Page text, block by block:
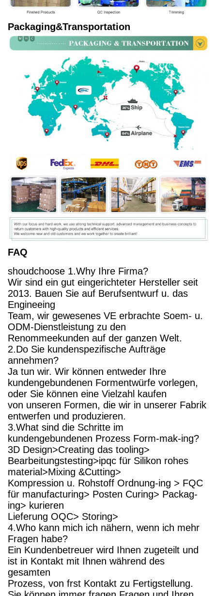
Packaging&Transportation
FAQ
shoudchoose 1.Why Ihre Firma?
Wir sind ein gut eingerichteter Hersteller seit
2013. Bauen Sie auf Berufsentwurf u. das
Engineeing
Team, wir gewesenes VE erbrachte Soem- u.
ODM-Dienstleistung zu den
Renommeekunden auf der ganzen Welt.
2.Do Sie kundenspezifische Aufträge
annehmen?
Ja tun wir. Wir können entweder Ihre
kundengebundenen Formentwürfe vorlegen,
oder Sie können eine Vielzahl kaufen
von unseren Formen, die wir in unserer Fabrik
entwerfen und produzieren.
3.What sind die Schritte im
kundengebundenen Prozess Form-mak-ing?
3D Design>Creating das tooling>
Bearbeitungstesting>ipqc für Silikon rohes
material>Mixing &Cutting>
Kompression u. Rohstoff Ordnung-ing > FQC
für manufacturing> Posten Curing> Packag-
ing> kurieren
Lieferung OQC> Storing>
4.Who kann mich ich nähern, wenn ich mehr
Fragen habe?
Ein Kundenbetreuer wird Ihnen zugeteilt und
ist in Kontakt mit Ihnen während des
gesamten
Prozess, von frst Kontakt zu Fertigstellung.